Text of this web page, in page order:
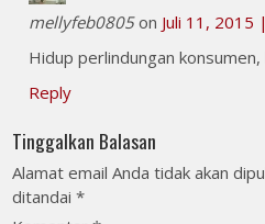
mellyfeb0805on Juli 11, 2015
Hidup perlindungan konsumen,
Reply
Tinggalkan Balasan
Alamat email Anda tidak akan
ditandai*